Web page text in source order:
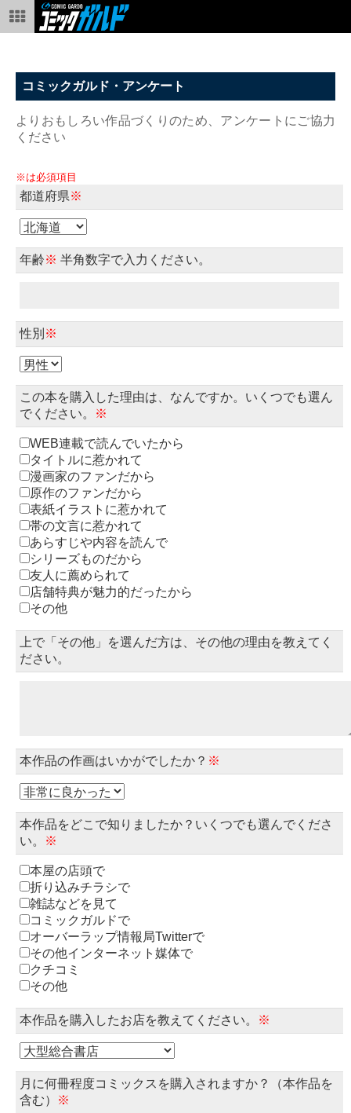
コミックガルド・アンケート
よりおもしろい作品づくりのため、アンケートにご協力
ください
※は必須項目
都道府県※
年齢※ 半角数字で入力ください。
性別 ※
この本を購入した理由は、なんですか。いくつでも選ん
でください。
※
WEB連載で読んでいたから
タイトルに惹かれて
漫画家のファンだから
原作のファンだから
表紙イラストに惹かれて
帯の文言に惹かれて
あらすじや内容を読んで
シリーズものだから
友人に薦められて
店舗特典が魅力的だったから
その他
上で「その他」を選んだ方は、その他の理由を教えてく
ださい。
本作品の作画はいかがでしたか？ ※
本作品をどこで知りましたか？いくつでも選んでくださ
い。
※
本屋の店頭で
折り込みチラシで
雑誌などを見て
コミックガルドで
オーバーラップ情報局Twitterで
その他インターネット媒体で
クチコミ
その他
本作品を購入したお店を教えてください。 ※
月に何冊程度コミックスを購入されますか？（本作品を
含む）
※